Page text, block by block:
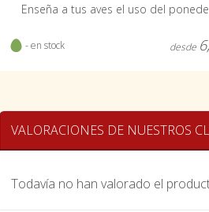
Enseña a tus aves el uso del
- en stock desde
VALORACIONES DE NUESTROS
Todavía no han valorado el